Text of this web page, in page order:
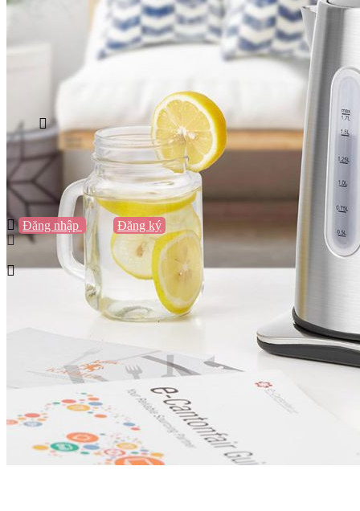
Vũng Tàu
Nha Trang
Cần Thơ
Quy Nhơn
Thừa Thiên Huế
Sách / Truyện
Lifestyle
Giải trí
Thương hiệu
Tạo thương hiệu
Đăng nhập hoặc Đăng ký
Tạo thương hiệu